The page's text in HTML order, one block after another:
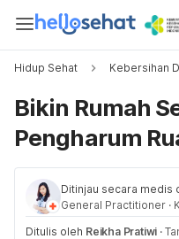
Hidup Sehat Kebersihan
Bikin Rumah
Pengharum
Ditinjau secara medis
General Practitioner ·
Ditulis oleh Reikha Pratiwi ·